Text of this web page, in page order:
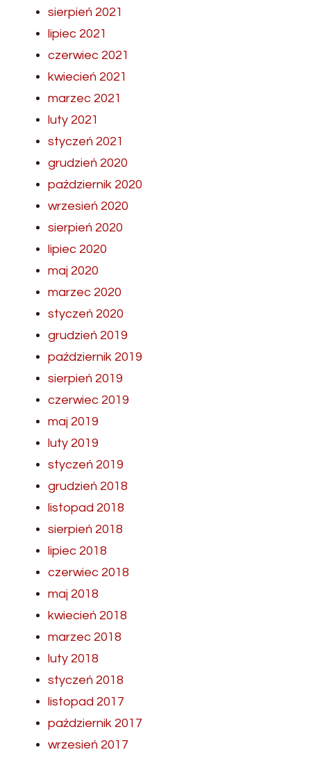
sierpień 2021
lipiec 2021
czerwiec 2021
kwiecień 2021
marzec 2021
luty 2021
styczeń 2021
grudzień 2020
październik 2020
wrzesień 2020
sierpień 2020
lipiec 2020
maj 2020
marzec 2020
styczeń 2020
grudzień 2019
październik 2019
sierpień 2019
czerwiec 2019
maj 2019
luty 2019
styczeń 2019
grudzień 2018
listopad 2018
sierpień 2018
lipiec 2018
czerwiec 2018
maj 2018
kwiecień 2018
marzec 2018
luty 2018
styczeń 2018
listopad 2017
październik 2017
wrzesień 2017